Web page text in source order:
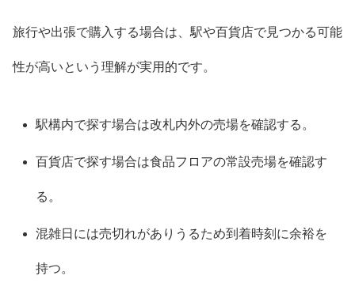
旅行や出張で購入する場合は、駅や百貨店で見つかる可能
性が高いという理解が実用的です。
駅構内で探す場合は改札内外の売場を確認する。
百貨店で探す場合は食品フロアの常設売場を確認す
る。
混雑日には売切れがありうるため到着時刻に余裕を
持つ。